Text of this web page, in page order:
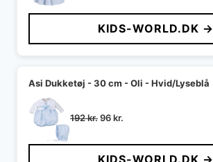
pris
var:
288 kr..
pris
er:
144 kr..
KIDS-WORLD.DK →
Asi Dukketøj - 30 cm - Oli - Hvid/Lyseblå
192kr.Den
pris
var:
96kr.
pris
er: